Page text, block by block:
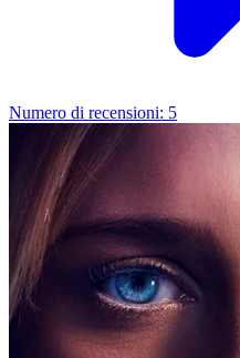
Numero di recensioni: 5